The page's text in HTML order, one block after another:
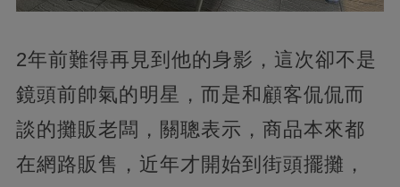
2年前難得再見到他的身影，這次卻不是
鏡頭前帥氣的明星，而是和顧客侃侃而
談的攤販老闆，關聰表示，商品本來都
在網路販售，近年才開始到街頭擺攤，